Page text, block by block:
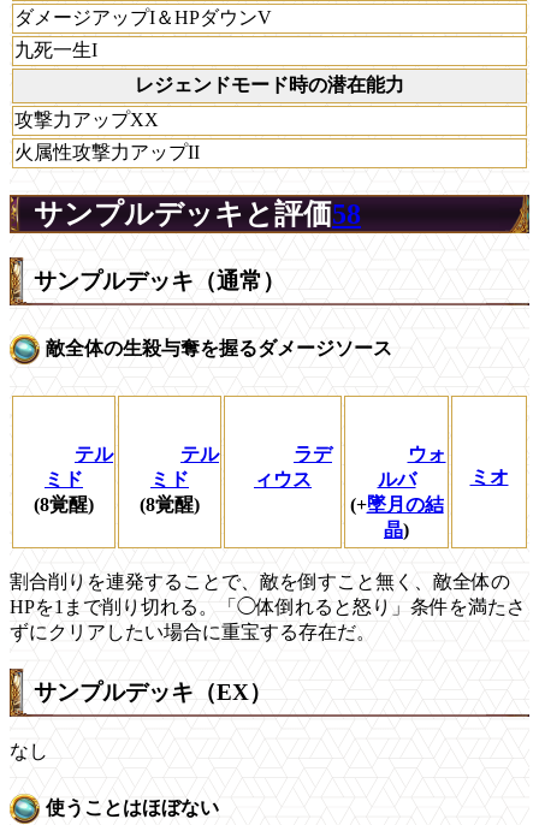
ダメージアップI＆HPダウンV
九死一生I
レジェンドモード時の潜在能力
攻撃力アップXX
火属性攻撃力アップII
サンプルデッキと評価58
サンプルデッキ（通常）
敵全体の生殺与奪を握るダメージソース
テル
ミド
(8覚醒)
テル
ミド
(8覚醒)
ラデ
ィウス
ウォ
ルバ
(+墜月の結
晶)
ミオ
割合削りを連発することで、敵を倒すこと無く、敵全体の
HPを1まで削り切れる。「◯体倒れると怒り」条件を満たさ
ずにクリアしたい場合に重宝する存在だ。
サンプルデッキ（EX）
なし
使うことはほぼない